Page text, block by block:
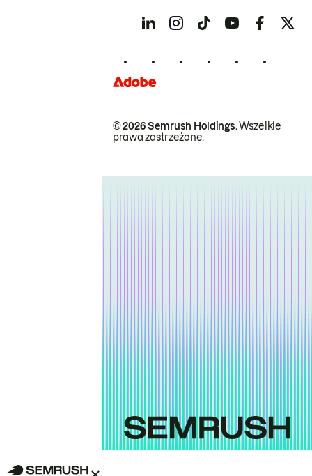
© 2026 Semrush Holdings.Wszelkie
prawa zastrzeżone.